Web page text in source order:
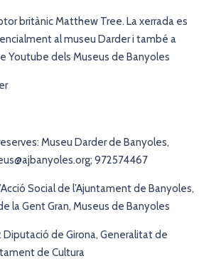
britànic Matthew Tree. La xerrada es
al museu Darder i també a
Youtube dels Museus de Banyoles
Museu Darder de Banyoles,
972574467
Social de l’Ajuntament de Banyoles,
la Gent Gran, Museus de Banyoles
de Girona, Generalitat de
de Cultura